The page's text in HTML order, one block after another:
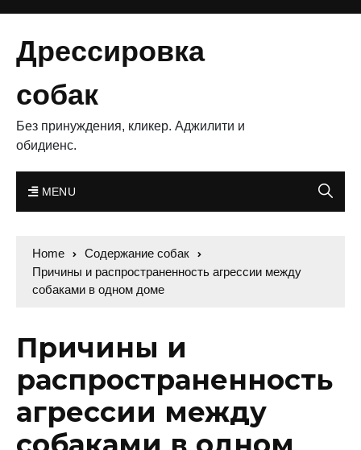
Дрессировка
собак
Без принуждения, кликер. Аджилити и
обидиенс.
MENU
Home
Содержание собак
Причины и распространенность агрессии между
собаками в одном доме
Причины и
распространенность
агрессии между